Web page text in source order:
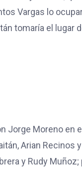
Vargas lo
tomaría el lugar
Jorge Moreno en
Arian
y Rudy